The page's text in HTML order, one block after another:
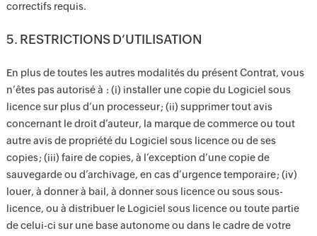
correctifs requis.
5. RESTRICTIONS D’UTILISATION
En plus de toutes les autres modalités du présent Contrat, vous
n’êtes pas autorisé à : (i) installer une copie du Logiciel sous
licence sur plus d’un processeur ; (ii) supprimer tout avis
concernant le droit d’auteur, la marque de commerce ou tout
autre avis de propriété du Logiciel sous licence ou de ses
copies ; (iii) faire de copies, à l’exception d’une copie de
sauvegarde ou d’archivage, en cas d’urgence temporaire ; (iv)
louer, à donner à bail, à donner sous licence ou sous sous-
licence, ou à distribuer le Logiciel sous licence ou toute partie
de celui-ci sur une base autonome ou dans le cadre de votre